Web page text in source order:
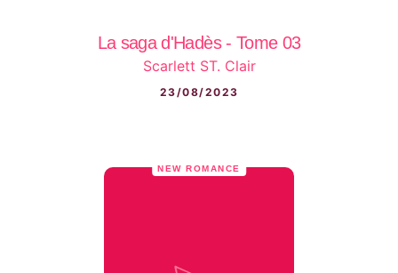
La saga d'Hadès - Tome 03
Scarlett ST. Clair
23/08/2023
NEW ROMANCE